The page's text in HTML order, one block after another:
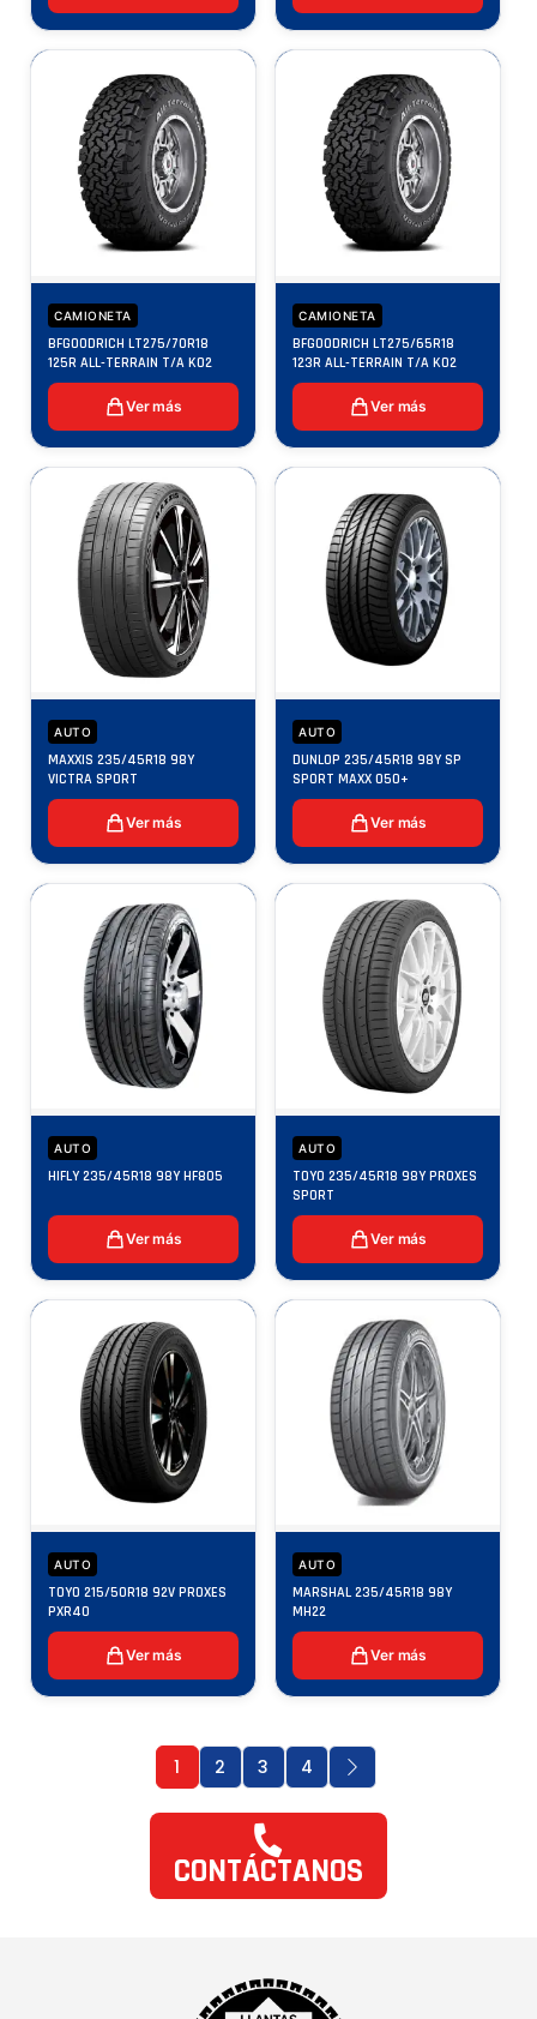
CAMIONETA
BFGOODRICH LT275/70R18
125R ALL-TERRAIN T/A KO2
Ver más
CAMIONETA
BFGOODRICH LT275/65R18
123R ALL-TERRAIN T/A KO2
Ver más
AUTO
MAXXIS 235/45R18 98Y
VICTRA SPORT
Ver más
AUTO
DUNLOP 235/45R18 98Y SP
SPORT MAXX 050+
Ver más
AUTO
HIFLY 235/45R18 98Y HF805
Ver más
AUTO
TOYO 235/45R18 98Y PROXES
SPORT
Ver más
AUTO
TOYO 215/50R18 92V PROXES
PXR40
Ver más
AUTO
MARSHAL 235/45R18 98Y
MH22
Ver más
1 2 3 4
CONTÁCTANOS